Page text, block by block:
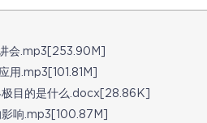
会.mp3[253.90M]
用.mp3[101.81M]
目的是什么.docx[28.86K]
响.mp3[100.87M]